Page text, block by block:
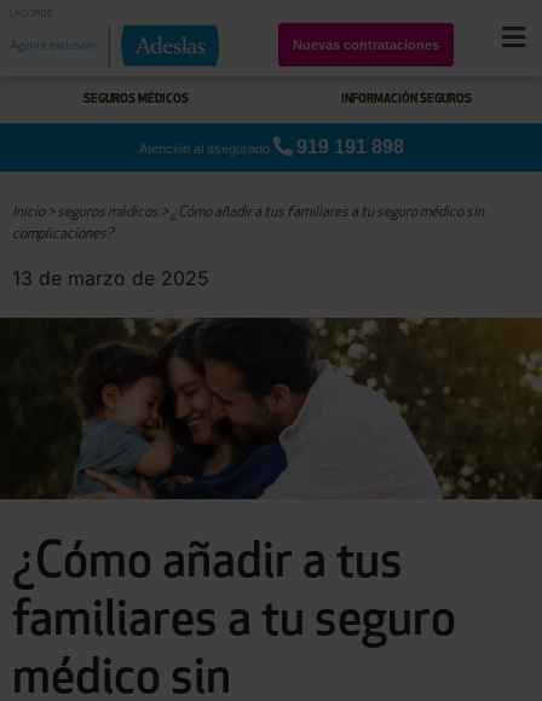
Nuevas contrataciones
SEGUROS MÉDICOS INFORMACIÓN SEGUROS
Atención al asegurado 919 191 898
Inicio> seguros médicos > ¿Cómo añadir a tus familiares a tu seguro médico sin
complicaciones?
13 de marzo de 2025
¿Cómo añadir a tus
familiares a tu seguro
médico sin